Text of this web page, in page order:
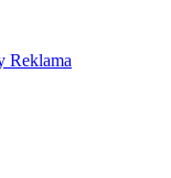
Reklama